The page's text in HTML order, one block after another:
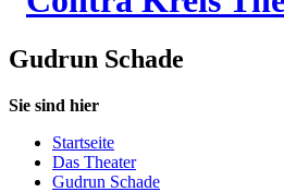
Gudrun Schade
Sie sind hier
Startseite
Das Theater
Gudrun Schade